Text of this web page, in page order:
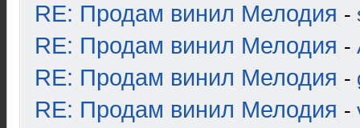
RE: Продам винил Мелодия -
RE: Продам винил Мелодия -
RE: Продам винил Мелодия -
RE: Продам винил Мелодия -